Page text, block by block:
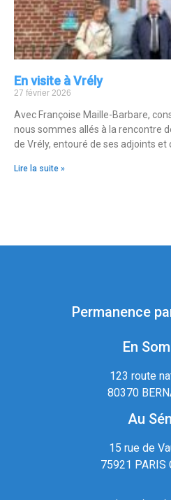
En visite à Vrély
27 février 2026
Avec Françoise Maille-Barbare,
nous sommes allés à la rencontre
de Vrély, entouré de ses adjoints
Lire la suite »
Permanence
En
123 route
80370
Au
15 rue de
75921 PARIS